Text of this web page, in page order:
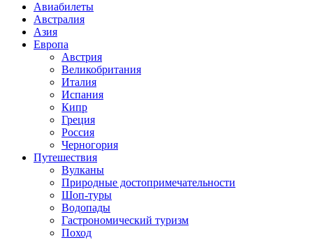
Авиабилеты
Австралия
Азия
Европа
Австрия
Великобритания
Италия
Испания
Кипр
Греция
Россия
Черногория
Путешествия
Вулканы
Природные достопримечательности
Шоп-туры
Водопады
Гастрономический туризм
Поход